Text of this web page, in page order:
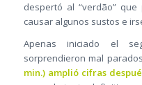
despertó al “verdão”
causar algunos sustos e
Apenas iniciado el
sorprendieron mal
min.) amplió cifras